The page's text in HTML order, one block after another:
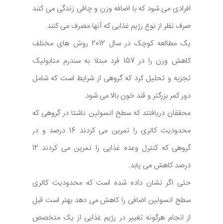
افرادی می شود که با اضافه وزن و چاقی زندگی می کنند
صرف نظر از نوع رژیم غذایی که آنها مصرف می کنند.
یک مطالعه کوچک در سال 2012 روش های مختلف
کاهش وزن را در 157 فرد مبتلا به سندرم متابولیک
تجزیه و تحلیل کرد که گروهی از شرایط است که شامل
دور کمر بزرگتر و قند خون بالا می شود.
محققان دریافتند که سطح انسولین ناشتا در گروهی که
محدودیت کالری را تمرین می کردند 16 درصد و در
گروهی که کنترل وعده غذایی را تمرین می کردند 12
درصد کاهش می یابد.
حتی اگر نشان داده شده است که محدودیت کالری
سطح انسولین اضافی را کاهش می دهد بهتر است قبل
از انجام هرگونه تغییر در رژیم غذایی از یک متخصص